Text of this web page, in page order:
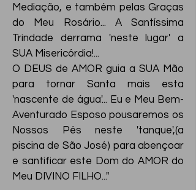
Mediação, e também pelas Graças
do Meu Rosário... A Santíssima
Trindade derrama 'neste lugar' a
SUA Misericórdia!...
O DEUS de AMOR guia a SUA Mão
para tornar Santa mais esta
'nascente de água'... Eu e Meu Bem-
Aventurado Esposo pousaremos os
Nossos Pés neste 'tanque',(a
piscina de São José) para abençoar
e santificar este Dom do AMOR do
Meu DIVINO FILHO..."